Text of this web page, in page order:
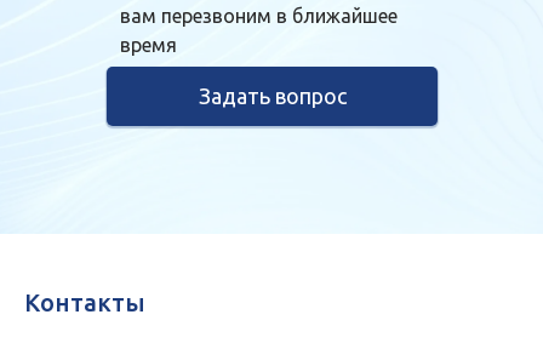
Задать вопрос
вам перезвоним в ближайшее
время
Контакты